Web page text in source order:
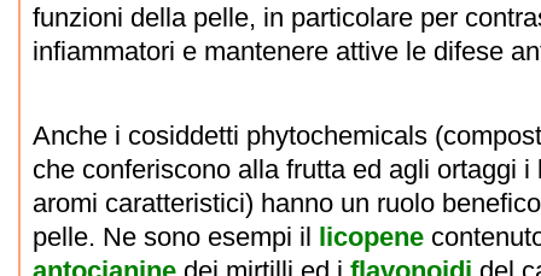
funzioni della pelle, in particolare per
infiammatori e mantenere attive le difese
Anche i cosiddetti phytochemicals
che conferiscono alla frutta ed agli ortaggi
aromi caratteristici) hanno un ruolo
pelle. Ne sono esempi il licopene